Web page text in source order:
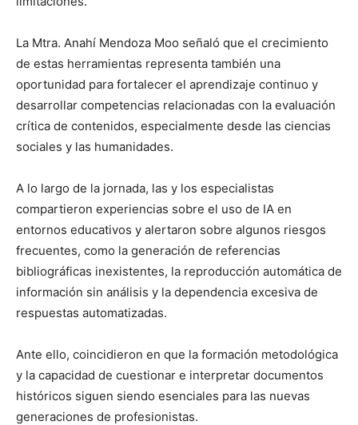
La Mtra. Anahí Mendoza Moo señaló que el crecimiento
de estas herramientas representa también una
oportunidad para fortalecer el aprendizaje continuo y
desarrollar competencias relacionadas con la evaluación
crítica de contenidos, especialmente desde las ciencias
sociales y las humanidades.
A lo largo de la jornada, las y los especialistas
compartieron experiencias sobre el uso de IA en
entornos educativos y alertaron sobre algunos riesgos
frecuentes, como la generación de referencias
bibliográficas inexistentes, la reproducción automática de
información sin análisis y la dependencia excesiva de
respuestas automatizadas.
Ante ello, coincidieron en que la formación metodológica
y la capacidad de cuestionar e interpretar documentos
históricos siguen siendo esenciales para las nuevas
generaciones de profesionistas.